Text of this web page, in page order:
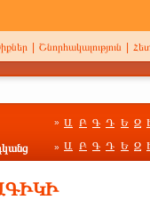
Շնորհակալություն
» Ա Բ Գ Դ Ե Զ
» Ա Բ Գ Դ Ե Զ